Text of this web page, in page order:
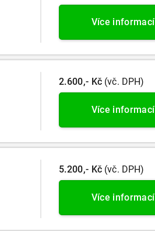
Více informací
2.600,- Kč (vč. DPH)
Více informací
5.200,- Kč (vč. DPH)
Více informací